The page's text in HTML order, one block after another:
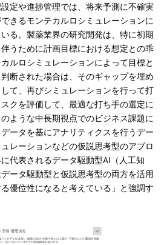
定や進捗管理では、将来予測に不確実
きるモンテカルロシミュレーションに
る。製薬業界の研究開発は、特に初期
うために計画目標における想定との乖
ルロシミュレーションによって目標と
断された場合は、そのギャップを埋め
て、再びシミュレーションを行って打
クを評価して、最適な打ち手の選定に
ような中長期視点でのビジネス課題に
ータを基にアナリティクスを行うデー
レーションなどの仮説思考型のアプロ
代表されるデータ駆動型AI（人工知
ータ駆動型と仮説思考型の両方を活用
優位性になると考えている」と強調す